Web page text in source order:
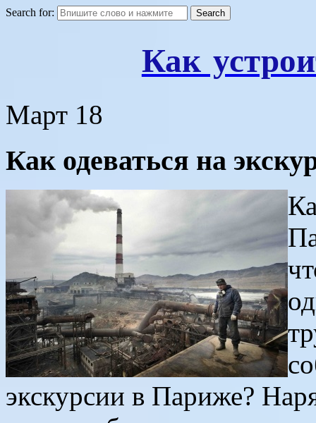
Search for:
Как
Март 18
Как одеваться на
экскурсии в Париже?